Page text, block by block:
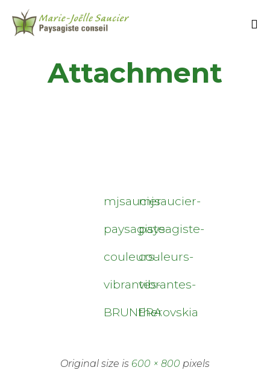
Attachment
mjsaucier-
paysagiste-
couleurs-
vibrantes-
BRUNERA
mjsaucier-
paysagiste-
couleurs-
vibrantes-
therovskia
Original size is 600 × 800 pixels